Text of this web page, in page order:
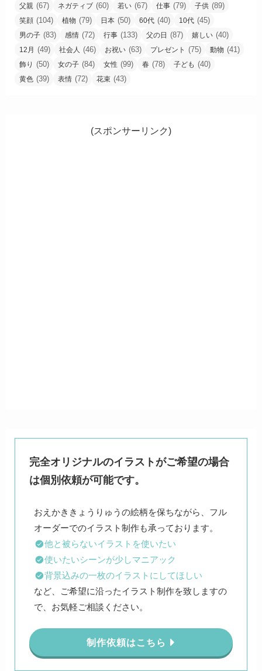
父親 (67) ネガティブ (60) 若い (67) 仕事 (79) 子供 (89)
笑顔 (104) 植物 (79) 日本 (50) 60代 (40) 10代 (45)
男の子 (83) 感情 (72) 行事 (133) 父の日 (87) 嬉しい (40)
12月 (49) 社会人 (46) お祝い (63) プレゼント (75) 動物 (41)
飾り (50) 女の子 (84) 女性 (99) 春 (78) 子ども (40)
黄色 (39) 表情 (72) 花束 (43)
(スポンサーリンク)
完全オリジナルのイラストがご希望の場合
は個別依頼が可能です。
おえかききょうりゅうの絵柄を保ちながら、フル
他と被らないイラストを使いたい
使いたいシーンが少しマニアック
背景込みの一枚のイラストにしてほしい
など、ご希望に沿ったイラスト制作を致しますの
で、お気軽ご相談ください。
制作依頼はこちら